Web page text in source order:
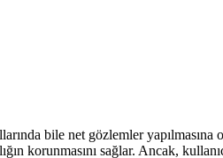
bile net gözlemler
korunmasını sağlar. Ancak,